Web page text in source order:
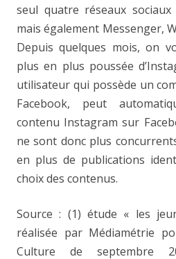
seul quatre réseaux
mais également Messenger,
Depuis quelques mois, on
plus en plus poussée
utilisateur qui possède un
Facebook, peut
contenu Instagram sur
ne sont donc plus
en plus de publications
choix des contenus.
Source : (1) étude « les
réalisée par Médiamétrie
Culture de septembre